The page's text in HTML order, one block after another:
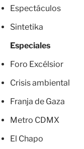
Espectáculos
Sintetika
Especiales
Foro Excélsior
Crisis ambiental
Franja de Gaza
Metro CDMX
El Chapo